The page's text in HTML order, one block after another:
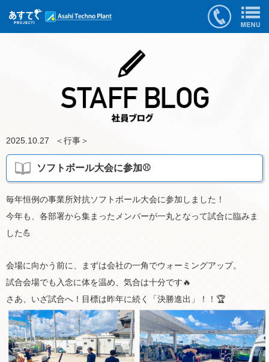
2025.10.27 ＜行事＞
ソフトボール大会に参加⚾️
毎年恒例の事業所対抗ソフトボール大会に参加しました！
今年も、各部署から集まったメンバーが一丸となって試合に臨みま
した💪
会場に向かう前に、まずは会社の一角でウォーミングアップ。
試合会場でも入念に体を温め、気合は十分です🔥
さあ、いざ試合へ！目標は昨年に続く「決勝進出」！！🏆